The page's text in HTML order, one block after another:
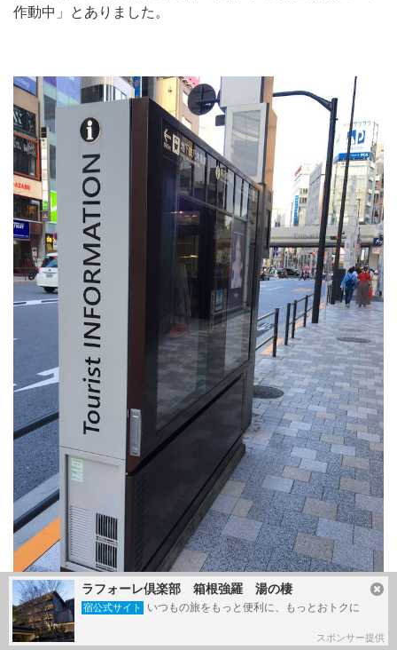
作動中」とありました。
西新宿にあったものと同じ、高機能型観光案内標識も設置
してありました。
ラフォーレ倶楽部 箱根強羅 湯の棲
宿公式サイト いつもの旅をもっと便利に、もっとおトクに
スポンサー提供